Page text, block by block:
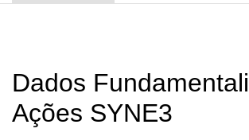
Dados
Ações SYNE3